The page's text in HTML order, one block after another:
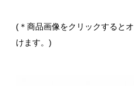
(＊商品画像をクリックすると
けます。)